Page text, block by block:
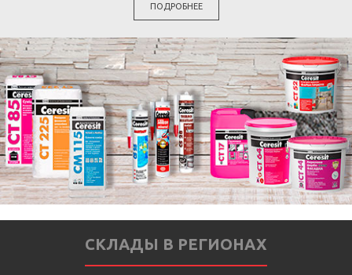
ПОДРОБНЕЕ
СКЛАДЫ В РЕГИОНАХ